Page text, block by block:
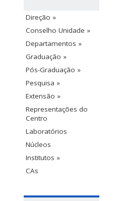
Direção »
Conselho Unidade »
Departamentos »
Graduação »
Pós-Graduação »
Pesquisa »
Extensão »
Representações do
Centro
Laboratórios
Núcleos
Institutos »
CAs